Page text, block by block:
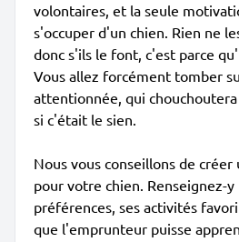
volontaires, et la seule
s'occuper d'un chien. Rien ne
donc s'ils le font, c'est parce
Vous allez forcément tomber
attentionnée, qui
si c'était le sien.
Nous vous conseillons de
pour votre chien. Renseignez-
préférences, ses activités
que l'emprunteur puisse